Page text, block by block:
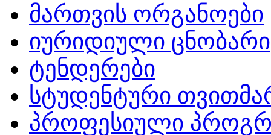
მართვის ორგანოები
იურიდიული ცნობარი
ტენდერები
სტუდენტური
პროფესიული